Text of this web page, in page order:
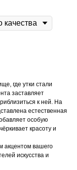
где утки стали
заставляет
к ней. На
естественная
особую
красоту и
акцентом вашего
искусства и